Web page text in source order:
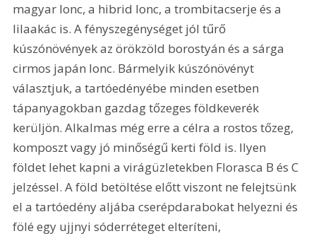
magyar lonc, a hibrid lonc, a trombitacserje és a
lilaakác is. A fényszegénységet jól tűrő
kúszónövények az örökzöld borostyán és a sárga
cirmos japán lonc. Bármelyik kúszónövényt
választjuk, a tartóedényébe minden esetben
tápanyagokban gazdag tőzeges földkeverék
kerüljön. Alkalmas még erre a célra a rostos tőzeg,
komposzt vagy jó minőségű kerti föld is. Ilyen
földet lehet kapni a virágüzletekben Florasca B és C
jelzéssel. A föld betöltése előtt viszont ne felejtsünk
el a tartóedény aljába cserépdarabokat helyezni és
fölé egy ujjnyi sóderréteget elteríteni,